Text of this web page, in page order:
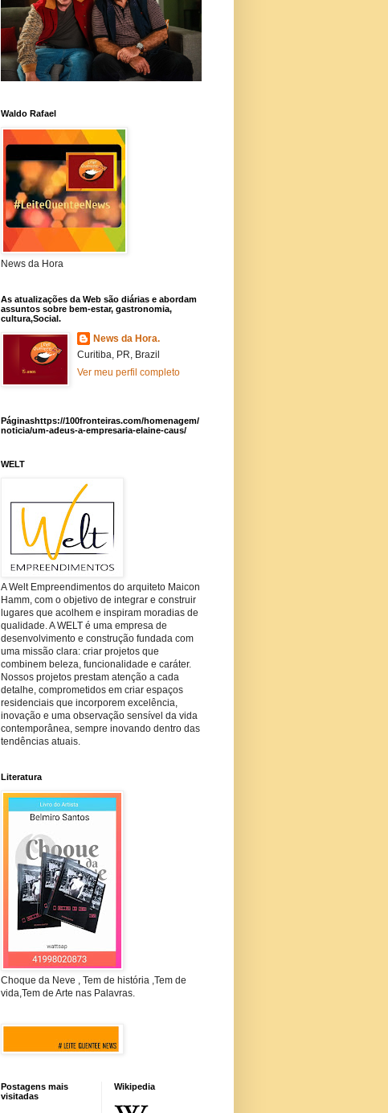
Waldo Rafael
News da Hora
As atualizações da Web são diárias e abordam
assuntos sobre bem-estar, gastronomia,
cultura,Social.
News da Hora.
Curitiba, PR, Brazil
Ver meu perfil completo
Páginashttps://100fronteiras.com/homenagem/
noticia/um-adeus-a-empresaria-elaine-caus/
WELT
A Welt Empreendimentos do arquiteto Maicon
Hamm, com o objetivo de integrar e construir
lugares que acolhem e inspiram moradias de
qualidade. A WELT é uma empresa de
desenvolvimento e construção fundada com
uma missão clara: criar projetos que
combinem beleza, funcionalidade e caráter.
Nossos projetos prestam atenção a cada
detalhe, comprometidos em criar espaços
residenciais que incorporem excelência,
inovação e uma observação sensível da vida
contemporânea, sempre inovando dentro das
tendências atuais.
Literatura
Choque da Neve , Tem de história ,Tem de
vida,Tem de Arte nas Palavras.
Postagens mais
visitadas
Wikipedia